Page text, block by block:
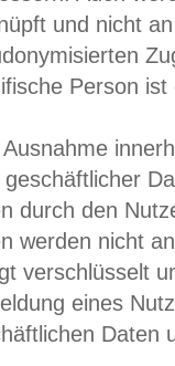
und nicht
Person
Ausnahme
geschäftlicher
durch den
werden nicht
verschlüsselt
eines
Daten